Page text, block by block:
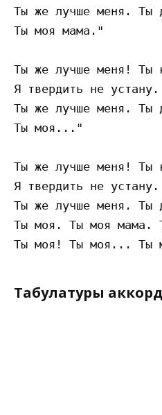
Ты же лучше меня. Ты
Ты моя мама."
Ты же лучше меня! Ты
Я твердить не устану.
Ты же лучше меня. Ты
Ты моя..."
Ты же лучше меня! Ты
Я твердить не устану.
Ты же лучше меня. Ты
Ты моя. Ты моя мама.
Табулатуры